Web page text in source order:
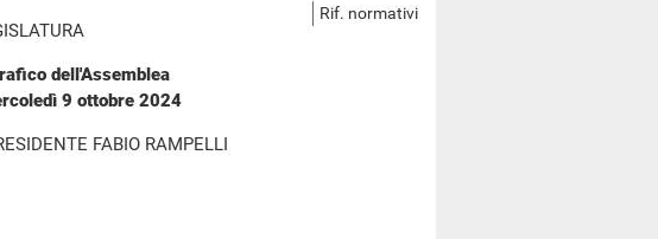
Rif. normativi
dell'Assemblea
9 ottobre 2024
FABIO RAMPELLI